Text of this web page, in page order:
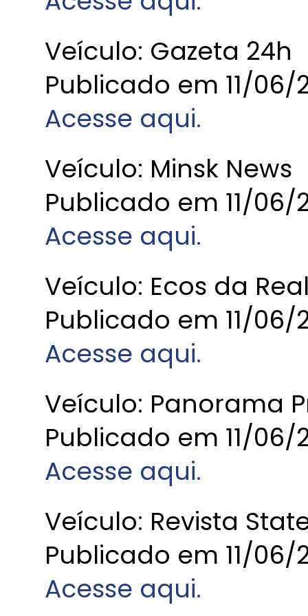
Veículo: Gazeta 24h
Publicado em 11/06/
Acesse aqui.
Veículo: Minsk News
Publicado em 11/06/
Acesse aqui.
Veículo: Ecos da
Publicado em 11/06/
Acesse aqui.
Veículo: Panorama
Publicado em 11/06/
Acesse aqui.
Veículo: Revista
Publicado em 11/06/
Acesse aqui.